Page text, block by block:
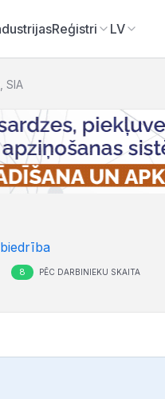
Reģistri LV
SIA
8 PĒC DARBINIEKU SKAITA